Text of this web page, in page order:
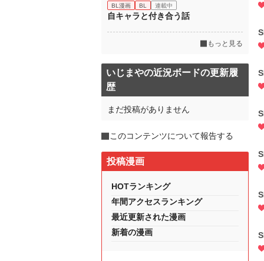
BL漫画 BL 連載中
自キャラと付き合う話
もっと見る
いじまやの近況ボードの更新履
歴
まだ投稿がありません
このコンテンツについて報告する
投稿漫画
HOTランキング
年間アクセスランキング
最近更新された漫画
新着の漫画